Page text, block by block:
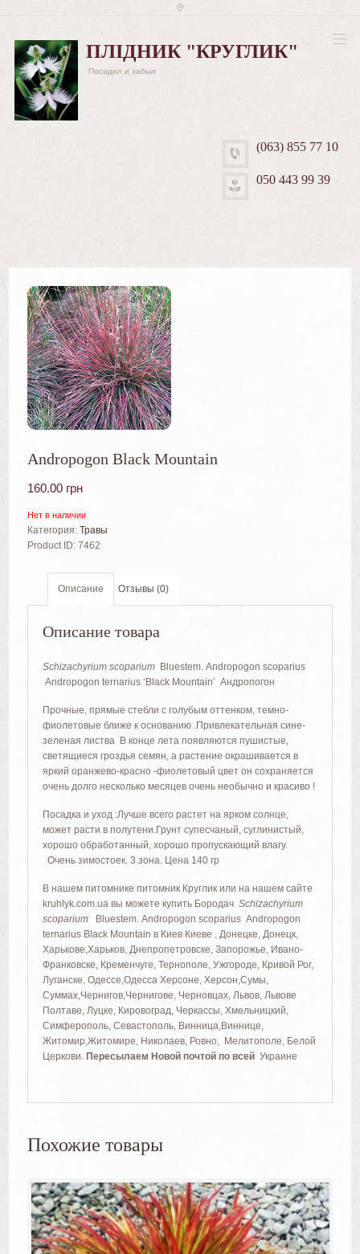
ПЛІДНИК "КРУГЛИК"
Посадил и забыл
(063) 855 77 10
050 443 99 39
Andropogon Black Mountain
160.00 грн
Нет в наличии
Категория: Травы
Product ID: 7462
Описание Отзывы (0)
Описание товара
Schizachyrium scopariumBluestem. Andropogon scoparius
Andropogon ternarius ‘Black Mountain’ Андропогон
Прочные, прямые стебли с голубым оттенком, темно-
фиолетовые ближе к основанию .Привлекательная сине-
зеленая листва В конце лета появляются пушистые,
светящиеся гроздья семян, а растение окрашивается в
яркий оранжево-красно -фиолетовый цвет он сохраняется
очень долго несколько месяцев очень необычно и красиво !
Посадка и уход :Лучше всего растет на ярком солнце,
может расти в полутени.Грунт супесчаный, суглинистый,
хорошо обработанный, хорошо пропускающий влагу.
Очень зимостоек. 3 зона. Цена 140 гр
В нашем питомнике питомник Круглик или на нашем сайте
kruhlyk.com.ua вы можете купить Бородач Schizachyrium
scopariumBluestem. Andropogon scoparius Andropogon
ternarius Black Mountain в Киев Киеве , Донецке, Донецк,
Харькове,Харьков, Днепропетровске, Запорожье, Ивано-
Франковске, Кременчуге, Тернополе, Ужгороде, Кривой Рог,
Луганске, Одессе,Одесса Херсоне, Херсон,Сумы,
Суммах,Чернигов,Чернигове, Черновцах, Львов, Львове
Полтаве, Луцке, Кировоград, Черкассы, Хмельницкий,
Симферополь, Севастополь, Винница,Виннице,
Житомир,Житомире, Николаев, Ровно, Мелитополе, Белой
Церкови. Пересылаем Новой почтой по всейУкраине
Похожие товары